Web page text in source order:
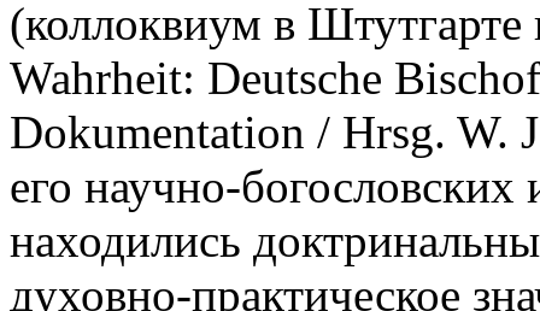
(коллоквиум в
Wahrheit: Deutsche
Dokumentation / Hrsg. W.
его научно-богословских
находились
духовно-практическое